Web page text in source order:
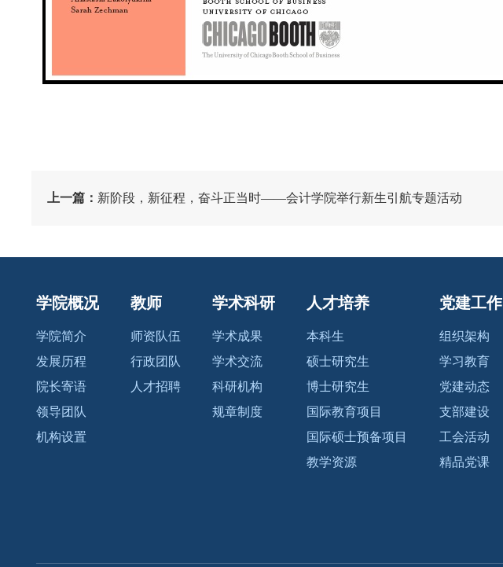
上一篇： 新阶段，新征程，奋斗正当时——会计学院举行新生引航专题活动
学院概况
学院简介
发展历程
院长寄语
领导团队
机构设置
教师
师资队伍
行政团队
人才招聘
学术科研
学术成果
学术交流
科研机构
规章制度
人才培养
本科生
硕士研究生
博士研究生
国际教育项目
国际硕士预备项目
教学资源
党建工作
组织架构
学习教育
党建动态
支部建设
工会活动
精品党课